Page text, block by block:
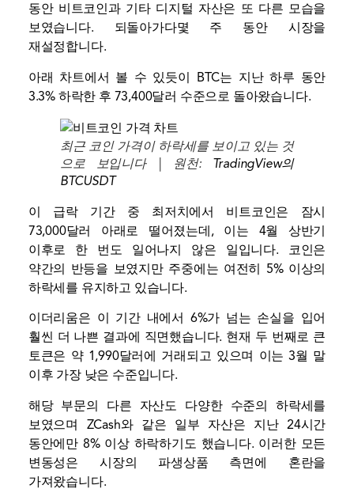
동안 비트코인과 기타 디지털 자산은 또 다른 모습을
보였습니다. 되돌아가다몇 주 동안 시장을
재설정합니다.
아래 차트에서 볼 수 있듯이 BTC는 지난 하루 동안
3.3% 하락한 후 73,400달러 수준으로 돌아왔습니다.
최근 코인 가격이 하락세를 보이고 있는 것
으로 보입니다 | 원천: TradingView의
BTCUSDT
이 급락 기간 중 최저치에서 비트코인은 잠시
73,000달러 아래로 떨어졌는데, 이는 4월 상반기
이후로 한 번도 일어나지 않은 일입니다. 코인은
약간의 반등을 보였지만 주중에는 여전히 5% 이상의
하락세를 유지하고 있습니다.
이더리움은 이 기간 내에서 6%가 넘는 손실을 입어
훨씬 더 나쁜 결과에 직면했습니다. 현재 두 번째로 큰
토큰은 약 1,990달러에 거래되고 있으며 이는 3월 말
이후 가장 낮은 수준입니다.
해당 부문의 다른 자산도 다양한 수준의 하락세를
보였으며 ZCash와 같은 일부 자산은 지난 24시간
동안에만 8% 이상 하락하기도 했습니다. 이러한 모든
변동성은 시장의 파생상품 측면에 혼란을
가져왔습니다.